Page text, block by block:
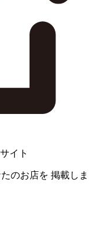
イト
のお店を 掲載しま